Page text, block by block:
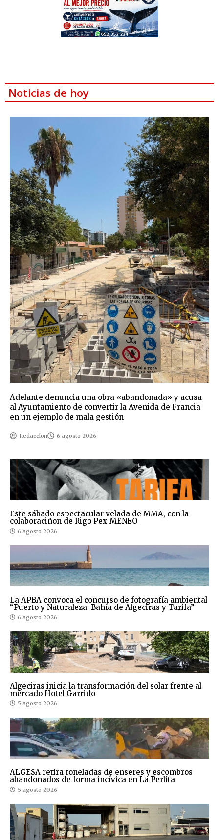
Noticias de hoy
Adelante denuncia una obra «abandonada» y acusa
al Ayuntamiento de convertir la Avenida de Francia
en un ejemplo de mala gestión
Redaccion 6 agosto 2026
Este sábado espectacular velada de MMA, con la
colaboraciñon de Rigo Pex-MENEO
6 agosto 2026
La APBA convoca el concurso de fotografía ambiental
“Puerto y Naturaleza: Bahía de Algeciras y Tarifa”
6 agosto 2026
Algeciras inicia la transformación del solar frente al
mercado Hotel Garrido
5 agosto 2026
ALGESA retira toneladas de enseres y escombros
abandonados de forma incívica en La Perlita
5 agosto 2026